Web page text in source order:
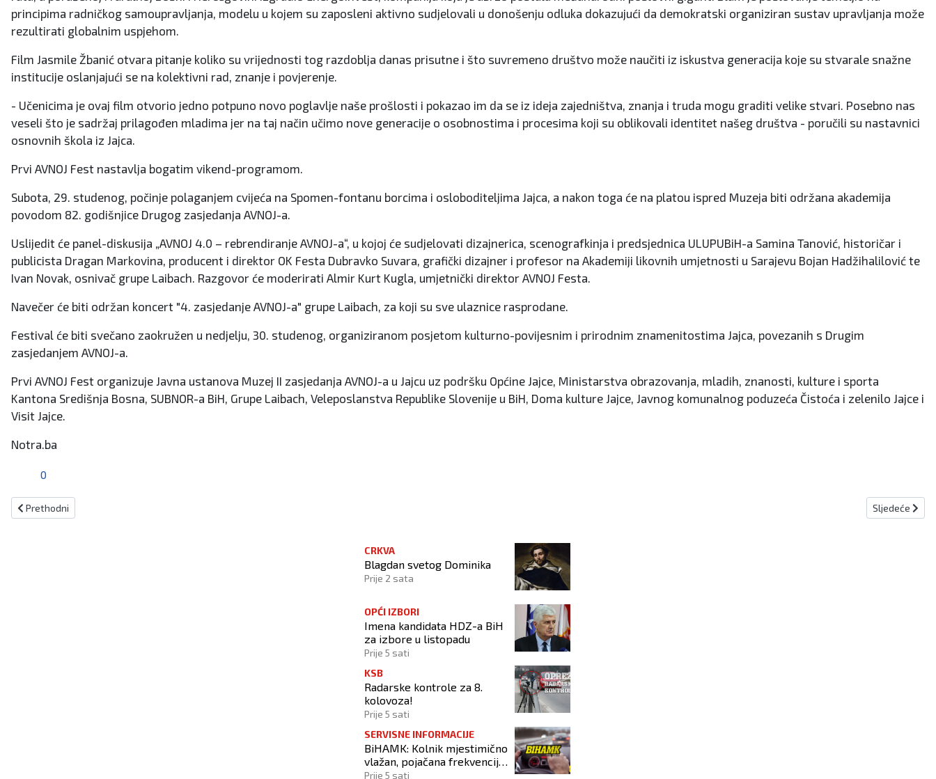
principima radničkog samoupravljanja, modelu u kojem su zaposleni aktivno sudjelovali u donošenju odluka dokazujući da demokratski organiziran sustav upravljanja može
rezultirati globalnim uspjehom.
Film Jasmile Žbanić otvara pitanje koliko su vrijednosti tog razdoblja danas prisutne i što suvremeno društvo može naučiti iz iskustva generacija koje su stvarale snažne
institucije oslanjajući se na kolektivni rad, znanje i povjerenje.
- Učenicima je ovaj film otvorio jedno potpuno novo poglavlje naše prošlosti i pokazao im da se iz ideja zajedništva, znanja i truda mogu graditi velike stvari. Posebno nas
veseli što je sadržaj prilagođen mladima jer na taj način učimo nove generacije o osobnostima i procesima koji su oblikovali identitet našeg društva - poručili su nastavnici
osnovnih škola iz Jajca.
Prvi AVNOJ Fest nastavlja bogatim vikend-programom.
Subota, 29. studenog, počinje polaganjem cvijeća na Spomen-fontanu borcima i osloboditeljima Jajca, a nakon toga će na platou ispred Muzeja biti održana akademija
povodom 82. godišnjice Drugog zasjedanja AVNOJ-a.
Uslijedit će panel-diskusija „AVNOJ 4.0 – rebrendiranje AVNOJ-a“, u kojoj će sudjelovati dizajnerica, scenografkinja i predsjednica ULUPUBiH-a Samina Tanović, historičar i
publicista Dragan Markovina, producent i direktor OK Festa Dubravko Suvara, grafički dizajner i profesor na Akademiji likovnih umjetnosti u Sarajevu Bojan Hadžihalilović te
Ivan Novak, osnivač grupe Laibach. Razgovor će moderirati Almir Kurt Kugla, umjetnički direktor AVNOJ Festa.
Navečer će biti održan koncert "4. zasjedanje AVNOJ-a" grupe Laibach, za koji su sve ulaznice rasprodane.
Festival će biti svečano zaokružen u nedjelju, 30. studenog, organiziranom posjetom kulturno-povijesnim i prirodnim znamenitostima Jajca, povezanih s Drugim
zasjedanjem AVNOJ-a.
Prvi AVNOJ Fest organizuje Javna ustanova Muzej II zasjedanja AVNOJ-a u Jajcu uz podršku Općine Jajce, Ministarstva obrazovanja, mladih, znanosti, kulture i sporta
Kantona Središnja Bosna, SUBNOR-a BiH, Grupe Laibach, Veleposlanstva Republike Slovenije u BiH, Doma kulture Jajce, Javnog komunalnog poduzeća Čistoća i zelenilo Jajce i
Visit Jajce.
Notra.ba
0
Prethodni članak: Na 100. obljetnicu Hrvatskog doma i 1100. obljetnicu Hrvatskog kraljevstva otvara kino
Prethodni Sljedeći
Sljedeće
CRKVA
Blagdan svetog Dominika
Prije 2 sata
OPĆI IZBORI
Imena kandidata HDZ-a BiH
za izbore u listopadu
Prije 5 sati
KSB
Radarske kontrole za 8.
kolovoza!
Prije 5 sati
SERVISNE INFORMACIJE
BiHAMK: Kolnik mjestimično
vlažan, pojačana frekvencija
prometa!
Prije 5 sati